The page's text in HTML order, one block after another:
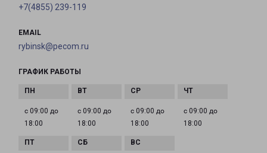
+7(4855) 239-119
EMAIL
rybinsk@pecom.ru
ГРАФИК РАБОТЫ
с 09:00 до
18:00
с 09:00 до
18:00
с 09:00 до
18:00
с 09:00 до
18:00